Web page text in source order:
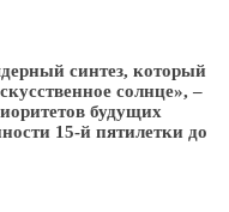
синтез, который
солнце», –
будущих
15-й пятилетки до